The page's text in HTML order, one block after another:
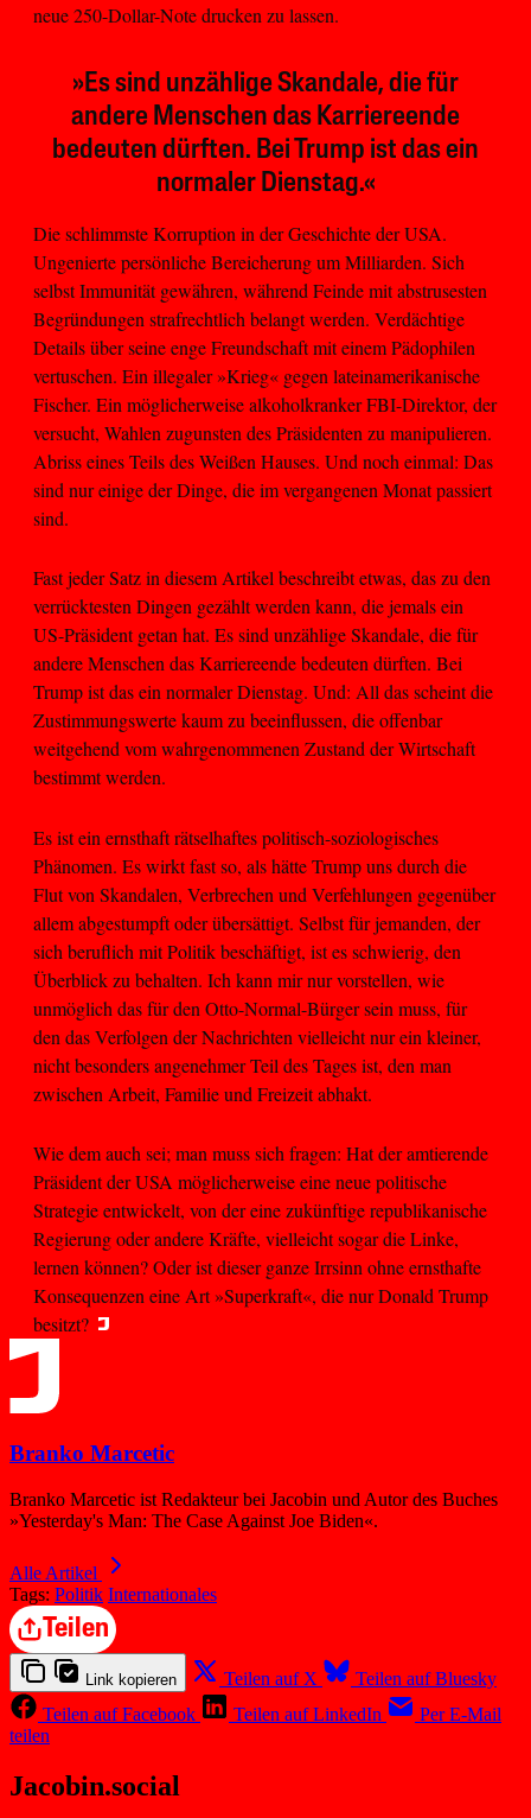
neue 250-Dollar-Note drucken zu lassen.
»Es sind unzählige Skandale, die für
andere Menschen das Karriereende
bedeuten dürften. Bei Trump ist das ein
normaler Dienstag.«
Die schlimmste Korruption in der Geschichte der USA.
Ungenierte persönliche Bereicherung um Milliarden. Sich
selbst Immunität gewähren, während Feinde mit abstrusesten
Begründungen strafrechtlich belangt werden. Verdächtige
Details über seine enge Freundschaft mit einem Pädophilen
vertuschen. Ein illegaler »Krieg« gegen lateinamerikanische
Fischer. Ein möglicherweise alkoholkranker FBI-Direktor, der
versucht, Wahlen zugunsten des Präsidenten zu manipulieren.
Abriss eines Teils des Weißen Hauses. Und noch einmal: Das
sind nur einige der Dinge, die im vergangenen Monat passiert
sind.
Fast jeder Satz in diesem Artikel beschreibt etwas, das zu den
verrücktesten Dingen gezählt werden kann, die jemals ein
US-Präsident getan hat. Es sind unzählige Skandale, die für
andere Menschen das Karriereende bedeuten dürften. Bei
Trump ist das ein normaler Dienstag. Und: All das scheint die
Zustimmungswerte kaum zu beeinflussen, die offenbar
weitgehend vom wahrgenommenen Zustand der Wirtschaft
bestimmt werden.
Es ist ein ernsthaft rätselhaftes politisch-soziologisches
Phänomen. Es wirkt fast so, als hätte Trump uns durch die
Flut von Skandalen, Verbrechen und Verfehlungen gegenüber
allem abgestumpft oder übersättigt. Selbst für jemanden, der
sich beruflich mit Politik beschäftigt, ist es schwierig, den
Überblick zu behalten. Ich kann mir nur vorstellen, wie
unmöglich das für den Otto-Normal-Bürger sein muss, für
den das Verfolgen der Nachrichten vielleicht nur ein kleiner,
nicht besonders angenehmer Teil des Tages ist, den man
zwischen Arbeit, Familie und Freizeit abhakt.
Wie dem auch sei; man muss sich fragen: Hat der amtierende
Präsident der USA möglicherweise eine neue politische
Strategie entwickelt, von der eine zukünftige republikanische
Regierung oder andere Kräfte, vielleicht sogar die Linke,
lernen können? Oder ist dieser ganze Irrsinn ohne ernsthafte
Konsequenzen eine Art »Superkraft«, die nur Donald Trump
besitzt?
Branko Marcetic
Branko Marcetic ist Redakteur bei Jacobin und Autor des Buches
»Yesterday's Man: The Case Against Joe Biden«.
Alle Artikel
Tags: Politik Internationales
Teilen
Link kopieren Teilen auf X
Teilen auf Bluesky
Teilen auf Facebook
Teilen auf LinkedIn
Per E-Mail
teilen
Jacobin.social